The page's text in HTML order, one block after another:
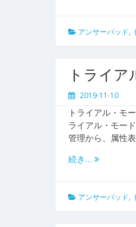
アンサーパッド,
トライア
2019-11-10
トライアル・モ
ライアル・モー
管理から、属性
続き…
アンサーパッド,